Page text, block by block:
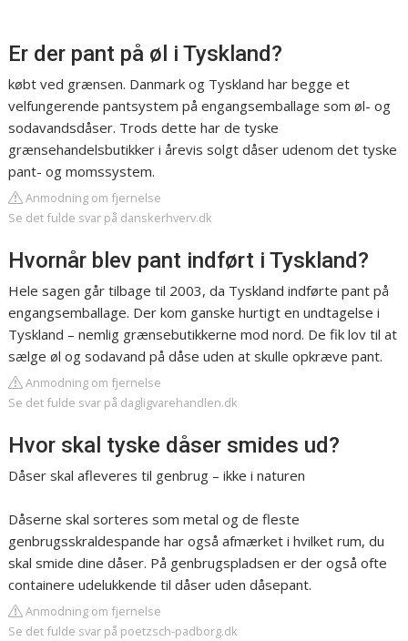
Er der pant på øl i Tyskland?
købt ved grænsen. Danmark og Tyskland har begge et
velfungerende pantsystem på engangsemballage som øl- og
sodavandsdåser. Trods dette har de tyske
grænsehandelsbutikker i årevis solgt dåser udenom det tyske
pant- og momssystem.
Anmodning om fjernelse
Se det fulde svar på danskerhverv.dk
Hvornår blev pant indført i Tyskland?
Hele sagen går tilbage til 2003, da Tyskland indførte pant på
engangsemballage. Der kom ganske hurtigt en undtagelse i
Tyskland – nemlig grænsebutikkerne mod nord. De fik lov til at
sælge øl og sodavand på dåse uden at skulle opkræve pant.
Anmodning om fjernelse
Se det fulde svar på dagligvarehandlen.dk
Hvor skal tyske dåser smides ud?
Dåser skal afleveres til genbrug – ikke i naturen
Dåserne skal sorteres som metal og de fleste
genbrugsskraldespande har også afmærket i hvilket rum, du
skal smide dine dåser. På genbrugspladsen er der også ofte
containere udelukkende til dåser uden dåsepant.
Anmodning om fjernelse
Se det fulde svar på poetzsch-padborg.dk